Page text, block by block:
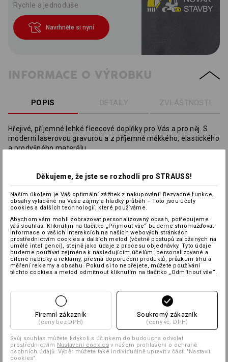
Rychle a jednoduše
Navrhněte si nyní
INFORMACE O VÝROBKU
POPIS DETAILY ZVLÁŠTNOSTI
Hřejivé, příjemné lehké fleecové doplňky pro Vás a pro něj. S
moderní laserovou gravurou a z příjemně měkkého, elastického
a prodyšného materálu.
Materiál:
Svrchní materiál 100 % Polyester (cca. 158 g/m²)
Pokyny pro péči:
Teplá vrstva
Personalizace:
Vlastní návrh
Děkujeme, že jste se rozhodli pro STRAUSS!
Naším úkolem je Váš optimální zážitek z nakupování! Bezvadné funkce,
obsahy vyladěné na Vaše zájmy a hladký průběh – Toto jsou účely
cookies a dalších technologií, které používáme.
Abychom vám mohli zobrazovat personalizovaný obsah, potřebujeme
váš souhlas. Kliknutím na tlačítko „Přijmout vše“ budeme shromažďovat
informace o vašich interakcích na našich webových stránkách
prostřednictvím cookies a dalších metod (včetně postupů založených na
umělé inteligenci), stejně jako údaje z procesu objednávky. Tyto údaje
budeme používat zejména k následujícím účelům: personalizované a
cílené nabídky a reklamy, přesná doporučení produktů, průzkum trhu a
měření reklamy a obsahu. Pokud si to nepřejete, můžete používání
těchto cookies a metod odmítnout kliknutím na tlačítko „Odmítnout vše“.
Firemní zákazník
(ceny bez DPH)
Soukromý zákazník
(ceny vč. DPH)
Svůj souhlas můžete kdykoli s účinkem do budoucna odvolat
prostřednictvím Nastavení cookiesv našem prohlášení o ochraně
osobních údajů. Výběr můžete také individuálně upravit v části "Nastavit
cookies".